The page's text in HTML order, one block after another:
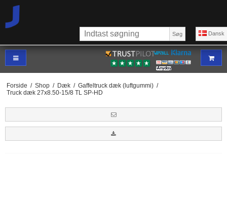
Dansk
Søg
Forside / Shop / Dæk / Gaffeltruck dæk (luftgummi) /
Truck dæk 27x8.50-15/8 TL SP-HD